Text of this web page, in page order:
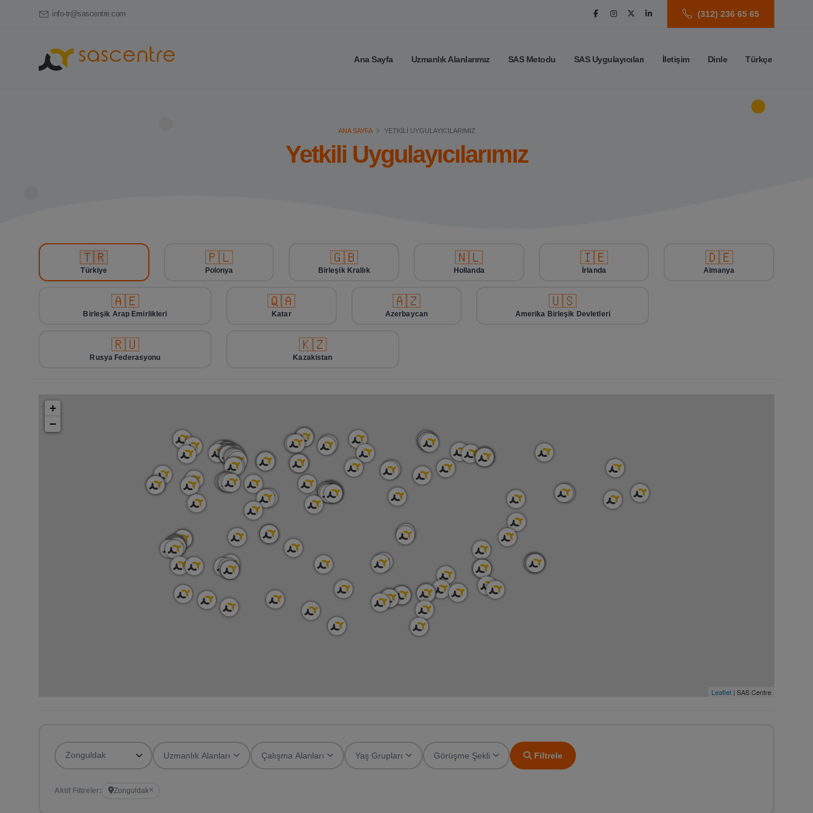
info-tr@sascentre.com (312) 236 65 65
Ana Sayfa Uzmanlık Alanlarımız SAS Metodu SAS Uygulayıcıları İletişim Dinle Türkçe
ANA SAYFA YETKILI UYGULAYICILARIMIZ
Yetkili Uygulayıcılarımız
🇹🇷
Türkiye
🇵🇱
Polonya
🇬🇧
Birleşik Krallık
🇳🇱
Hollanda
🇮🇪
İrlanda
🇩🇪
Almanya
🇦🇪
Birleşik Arap Emirlikleri
🇶🇦
Katar
🇦🇿
Azerbaycan
🇺🇸
Amerika Birleşik Devletleri
🇷🇺
Rusya Federasyonu
🇰🇿
Kazakistan
+
−
Leaflet | SAS Centre
Uzmanlık Alanları Çalışma Alanları Yaş Grupları Görüşme Şekli Filtrele
Aktif Filtreler: Zonguldak